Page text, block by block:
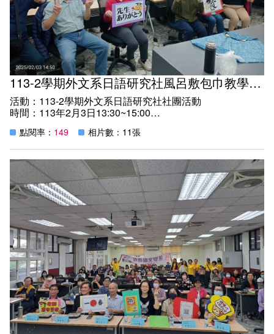
徵。
系學會服務團隊的辛勤付出獲得了新生及師長們的高度評
價，無論是組織活動的流程或是整體氛圍，都讓人感受到外
文系充滿溫馨與支持的力量。
113-2學期外文系日語研究社風呂敷包巾教學活動
活動：113-2學期外文系日語研究社社團活動
時間：113年2月3日13:30~15:00
紀實：外文系日本組蕭宜菁老師帶領日語研究社社員進行一
場風呂敷包巾實體教學活動。多用途風呂巾靈感來自日本傳
統「風呂敷」，既獨特又具多用途，是生活上的小幫手。多
用途風呂巾擁有數不盡的使用方法 － 可以當作頭巾裝飾，
簡單打結便成為手袋，方便使用，是代替塑膠袋及禮品包裝
的最佳環保選擇。
透過蕭宜菁老師的帶領、教學與實作，社員們在寓教於樂中
發掘豐富創作力與實作能力！
點閱率： 149 相片數：11張